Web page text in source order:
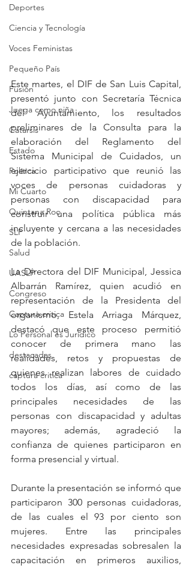
Deportes
Ciencia y Tecnología
Voces Feministas
Pequeño País
Fusión
Juega como niña
Catarsis
Estado
Política
Mi Cuarto
Quintana Roo
SLP
Salud
UASLP
Congreso
Captura critica
Lo Personal es Jurídico
destacadas
captura critica
Este martes, el DIF de San Luis Capital,
presentó junto con Secretaría Técnica
del Ayuntamiento, los resultados
preliminares de la Consulta para la
elaboración del Reglamento del
Sistema Municipal de Cuidados, un
ejercicio participativo que reunió las
voces de personas cuidadoras y
personas con discapacidad para
construir una política pública más
incluyente y cercana a las necesidades
de la población.
La Directora del DIF Municipal, Jessica
Albarrán Ramírez, quien acudió en
representación de la Presidenta del
organismo, Estela Arriaga Márquez,
destacó que este proceso permitió
conocer de primera mano las
realidades, retos y propuestas de
quienes realizan labores de cuidado
todos los días, así como de las
principales necesidades de las
personas con discapacidad y adultas
mayores; además, agradeció la
confianza de quienes participaron en
forma presencial y virtual.
Durante la presentación se informó que
participaron 300 personas cuidadoras,
de las cuales el 93 por ciento son
mujeres. Entre las principales
necesidades expresadas sobresalen la
capacitación en primeros auxilios,